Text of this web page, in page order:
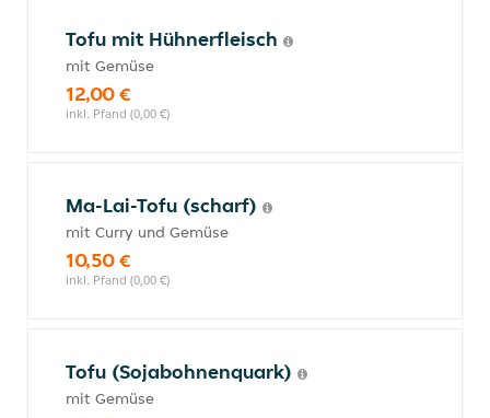
Tofu mit Hühnerfleisch
mit Gemüse
12,00 €
inkl. Pfand (0,00 €)
Ma-Lai-Tofu (scharf)
mit Curry und Gemüse
10,50 €
inkl. Pfand (0,00 €)
Tofu (Sojabohnenquark)
mit Gemüse